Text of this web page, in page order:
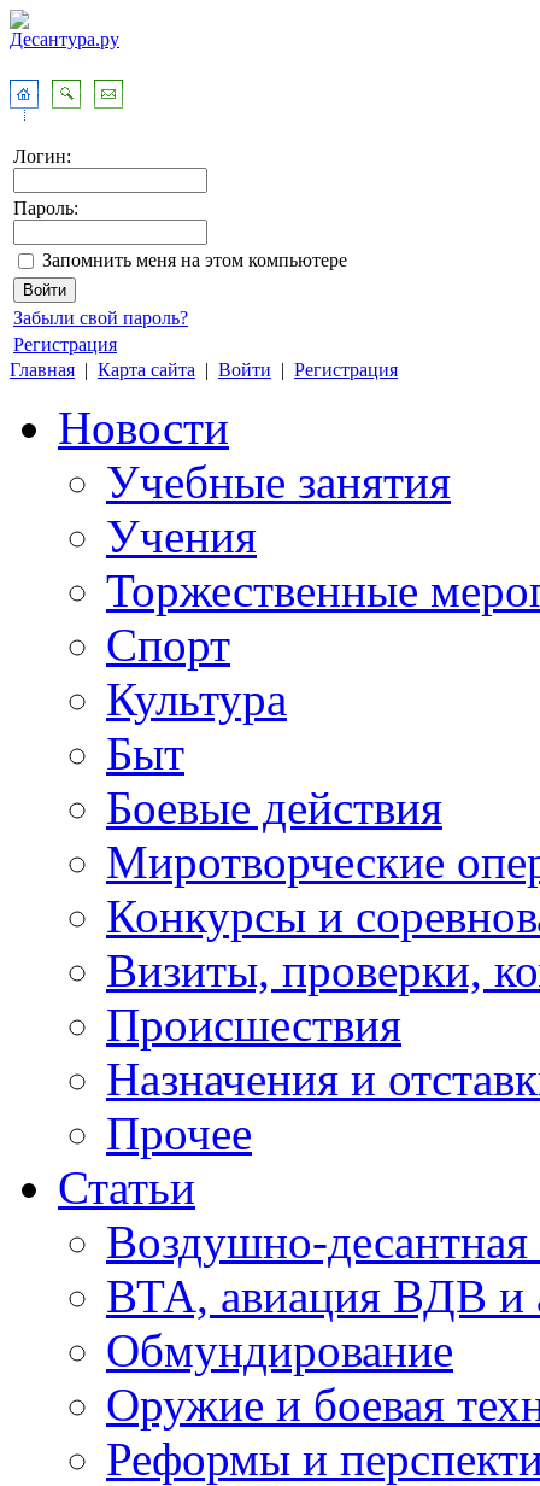
Логин:
Пароль:
Запомнить меня на этом компьютере
Забыли свой пароль?
Регистрация
Главная | Карта сайта | Войти | Регистрация
Новости
Учебные занятия
Учения
Торжественные
Спорт
Культура
Быт
Боевые действия
Миротворческие
Конкурсы и
Визиты, проверки,
Происшествия
Назначения и
Прочее
Статьи
Воздушно-десантная
ВТА, авиация ВДВ и
Обмундирование
Оружие и боевая
Реформы и